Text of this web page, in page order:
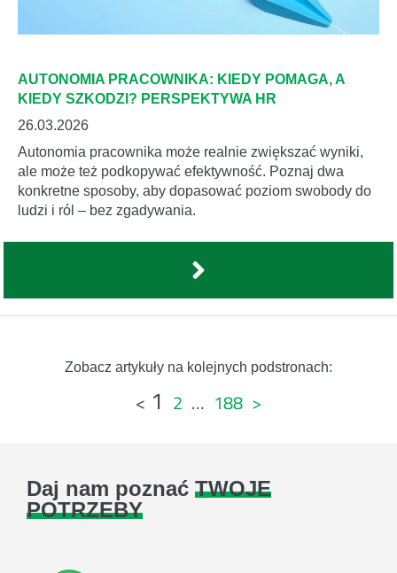
AUTONOMIA PRACOWNIKA: KIEDY POMAGA, A
KIEDY SZKODZI? PERSPEKTYWA HR
26.03.2026
Autonomia pracownika może realnie zwiększać wyniki,
ale może też podkopywać efektywność. Poznaj dwa
konkretne sposoby, aby dopasować poziom swobody do
ludzi i ról – bez zgadywania.
Zobacz artykuły na kolejnych podstronach:
Stronicowanie
< 1 2 … 188 >
Daj nam poznać TWOJE
POTRZEBY